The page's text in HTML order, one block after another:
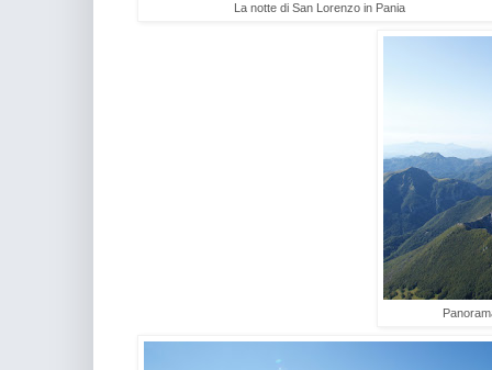
La notte di San Lorenzo in Pania